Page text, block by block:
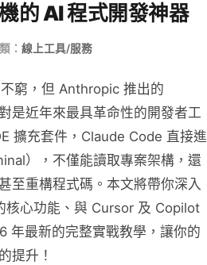
的 AI 程式開發神器
： 線上工具/服務
窮，但 Anthropic 推出的
是近年來最具革命性的開發者工
擴充套件，Claude Code 直接進
），不僅能讀取專案架構，還
至重構程式碼。本文將帶你深入
核心功能、與 Cursor 及 Copilot
年最新的完整實戰教學，讓你的
提升！